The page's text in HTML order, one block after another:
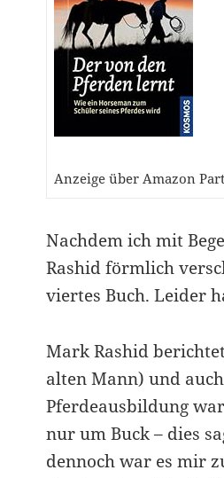
Anzeige über Amazon
Nachdem ich mit
Rashid förmlich
viertes Buch. Leider
Mark Rashid
alten Mann) und
Pferdeausbildung
nur um Buck – dies
dennoch war es mir